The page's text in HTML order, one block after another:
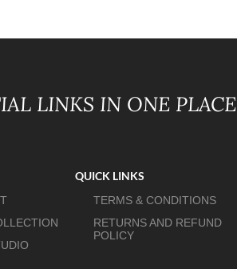
LINKS IN ONE PLACE
QUICK LINKS
TERMS & CONDITIONS
RETURNS AND REFUND
POLICY